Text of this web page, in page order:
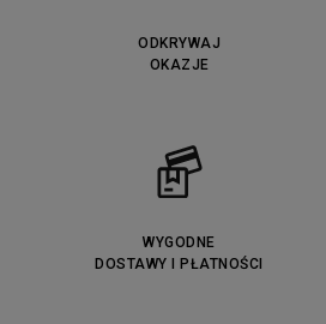
ODKRYWAJ
OKAZJE
WYGODNE
DOSTAWY I PŁATNOŚCI